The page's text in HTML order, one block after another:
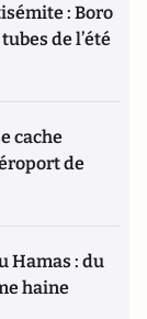
: Boro
de l’été
cache
de
Hamas : du
haine